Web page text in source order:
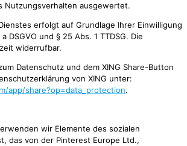
Nutzungsverhalten ausgewertet.
erfolgt auf Grundlage Ihrer Einwilligung
DSGVO und § 25 Abs. 1 TTDSG. Die
widerrufbar.
Datenschutz und dem XING Share-Button
von XING unter:
app/share?op=data_protection.
wir Elemente des sozialen
das von der Pinterest Europe Ltd.,